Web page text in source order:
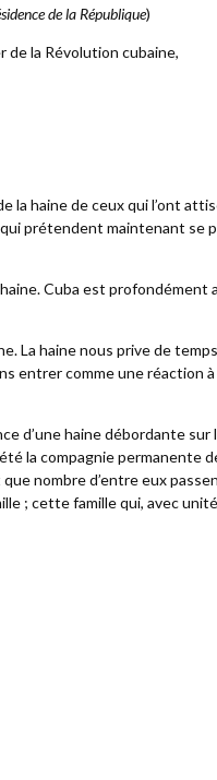
de la République)
de la Révolution cubaine,
haine de ceux qui l’ont
prétendent maintenant se
Cuba est profondément
La haine nous prive de
entrer comme une réaction
d’une haine débordante sur
la compagnie permanente
nombre d’entre eux
; cette famille qui, avec